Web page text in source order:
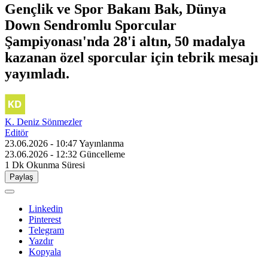
Gençlik ve Spor Bakanı Bak, Dünya
Down Sendromlu Sporcular
Şampiyonası'nda 28'i altın, 50 madalya
kazanan özel sporcular için tebrik mesajı
yayımladı.
K. Deniz Sönmezler
Editör
23.06.2026 - 10:47Yayınlanma
23.06.2026 - 12:32 Güncelleme
1 Dk Okunma Süresi
Paylaş
Linkedin
Pinterest
Telegram
Yazdır
Kopyala